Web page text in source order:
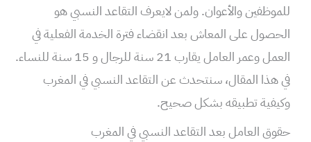
للموظفين والأعوان. ولمن لايعرف التقاعد النسبي هو
الحصول على المعاش بعد انقضاء فترة الخدمة الفعلية في
العمل وعمر العامل يقارب 21 سنة للرجال و 15 سنة للنساء.
في هذا المقال، سنتحدث عن التقاعد النسبي في المغرب
وكيفية تطبيقه بشكل صحيح.
حقوق العامل بعد التقاعد النسبي في المغرب